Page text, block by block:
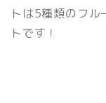
トは5種類のフル
トです！